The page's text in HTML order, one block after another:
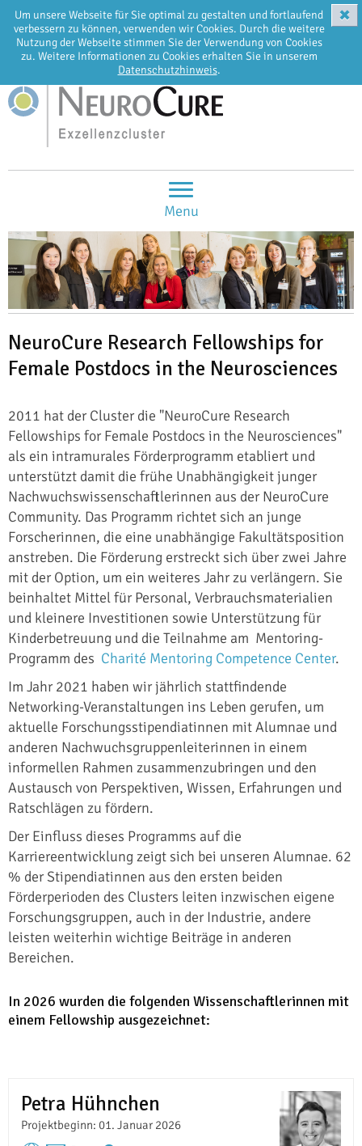
Um unsere Webseite für Sie optimal zu gestalten und fortlaufend
verbessern zu können, verwenden wir Cookies. Durch die weitere
Nutzung der Webseite stimmen Sie der Verwendung von Cookies
zu. Weitere Informationen zu Cookies erhalten Sie in unserem
Datenschutzhinweis.
✖
EN DE
Menu
NeuroCure Research Fellowships for
Female Postdocs in the Neurosciences
2011 hat der Cluster die "NeuroCure Research
Fellowships for Female Postdocs in the Neurosciences"
als ein intramurales Förderprogramm etabliert und
unterstützt damit die frühe Unabhängigkeit junger
Nachwuchswissenschaftlerinnen aus der NeuroCure
Community. Das Programm richtet sich an junge
Forscherinnen, die eine unabhängige Fakultätsposition
anstreben. Die Förderung erstreckt sich über zwei Jahre
mit der Option, um ein weiteres Jahr zu verlängern. Sie
beinhaltet Mittel für Personal, Verbrauchsmaterialien
und kleinere Investitionen sowie Unterstützung für
Kinderbetreuung und die Teilnahme am Mentoring-
Programm des Charité Mentoring Competence Center.
Im Jahr 2021 haben wir jährlich stattfindende
Networking-Veranstaltungen ins Leben gerufen, um
aktuelle Forschungsstipendiatinnen mit Alumnae und
anderen Nachwuchsgruppenleiterinnen in einem
informellen Rahmen zusammenzubringen und den
Austausch von Perspektiven, Wissen, Erfahrungen und
Ratschlägen zu fördern.
Der Einfluss dieses Programms auf die
Karriereentwicklung zeigt sich bei unseren Alumnae. 62
% der Stipendiatinnen aus den ersten beiden
Förderperioden des Clusters leiten inzwischen eigene
Forschungsgruppen, auch in der Industrie, andere
leisten weiterhin wichtige Beiträge in anderen
Bereichen.
In 2026 wurden die folgenden Wissenschaftlerinnen mit
einem Fellowship ausgezeichnet:
Petra Hühnchen
Projektbeginn: 01. Januar 2026